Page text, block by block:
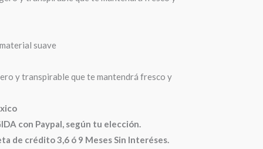
suave
y transpirable que te mantendrá fresco y
con Paypal, según tu elección.
de crédito 3,6 ó 9 Meses Sin Interéses.